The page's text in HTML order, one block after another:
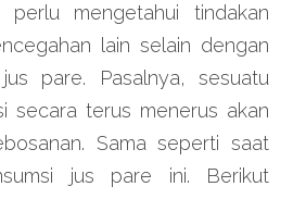
mengetahui tindakan
lain selain dengan
pare. Pasalnya, sesuatu
secara terus menerus akan
Sama seperti saat
jus pare ini. Berikut